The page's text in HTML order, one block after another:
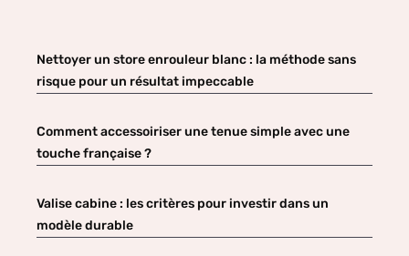
Nettoyer un store enrouleur blanc : la méthode sans
risque pour un résultat impeccable
Comment accessoiriser une tenue simple avec une
touche française ?
Valise cabine : les critères pour investir dans un
modèle durable